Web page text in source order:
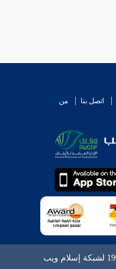
اتصل بنا
من